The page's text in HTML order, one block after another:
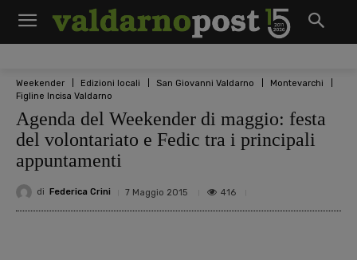
Weekender Edizioni locali San Giovanni Valdarno
Montevarchi
Figline Incisa Valdarno
Agenda del Weekender di maggio: festa
del volontariato e Fedic tra i principali
appuntamenti
di Federica Crini 7 Maggio 2015 416